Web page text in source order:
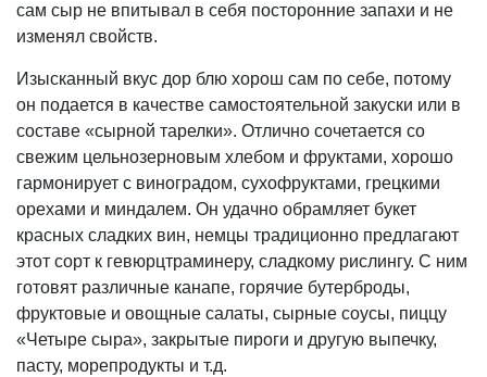
сам сыр не впитывал в себя посторонние запахи и не
изменял свойств.
Изысканный вкус дор блю хорош сам по себе, потому
он подается в качестве самостоятельной закуски или в
составе «сырной тарелки». Отлично сочетается со
свежим цельнозерновым хлебом и фруктами, хорошо
гармонирует с виноградом, сухофруктами, грецкими
орехами и миндалем. Он удачно обрамляет букет
красных сладких вин, немцы традиционно предлагают
этот сорт к гевюрцтраминеру, сладкому рислингу. С ним
готовят различные канапе, горячие бутерброды,
фруктовые и овощные салаты, сырные соусы, пиццу
«Четыре сыра», закрытые пироги и другую выпечку,
пасту, морепродукты и т.д.